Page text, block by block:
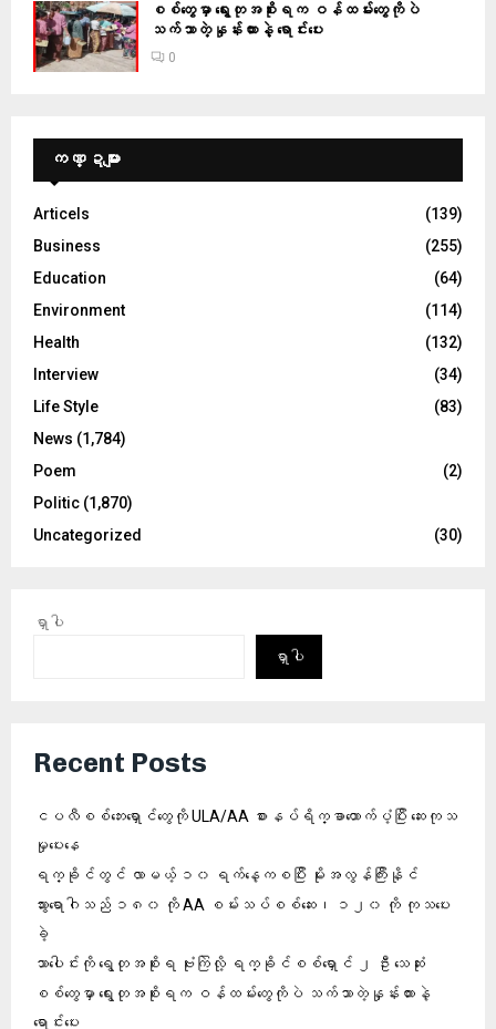
စစ်တွေမှာ ရွေးတုအစိုးရက ဝန်ထမ်းတွေကိုပဲ
သက်သာတဲ့နှုန်းထားနဲ့ ရောင်းပေး
0
ကဏ္ဍများ
Articels
(139)
Business
(255)
Education
(64)
Environment
(114)
Health
(132)
Interview
(34)
Life Style
(83)
News (1,784)
Poem
(2)
Politic (1,870)
Uncategorized
(30)
ရှာပါ
ရှာပါ
Recent Posts
ငပလီစစ်ဘေးရှောင်တွေကို ULA/AA စားနပ်ရိက္ခာထောက်ပံ့ပြီး ဆေးကုသ
မှုပေးနေ
ရက္ခိုင်တွင် လာမယ့် ၁၀ ရက်နေ့ကစပြီး မိုးအလွန်ကြီးနိုင်
သွားရောဂါသည် ၁၈၀ ကို AA စမ်းသပ်စစ်ဆေး၊ ၁၂၀ ကို ကုသပေး
ခဲ့
သာပေါင်းကို ရွေတုအစိုးရ ဗုံးကြဲလို့ ရက္ခိုင်စစ်ရှောင် ၂ ဦး သေဆုံး
စစ်တွေမှာ ရွေးတုအစိုးရက ဝန်ထမ်းတွေကိုပဲ သက်သာတဲ့နှုန်းထားနဲ့
ရောင်းပေး